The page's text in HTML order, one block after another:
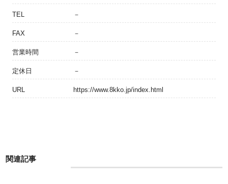
TEL －
FAX －
営業時間 －
定休日 －
URL https://www.8kko.jp/index.html
関連記事